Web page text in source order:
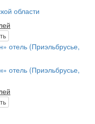
области
отель (Приэльбрусье,